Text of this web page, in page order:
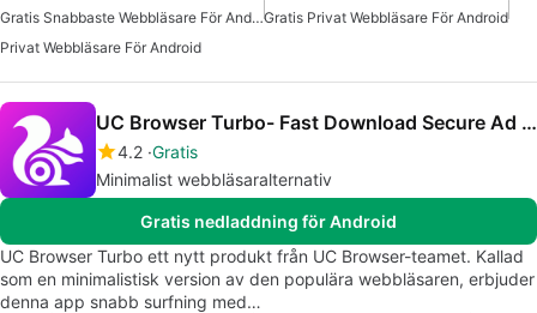
Gratis Snabbaste Webbläsare För AndroidGratis Privat Webbläsare För Android
Privat Webbläsare För Android
UC Browser Turbo- Fast Download Secure Ad Block
4.2 Gratis
Minimalist webbläsaralternativ
Gratis nedladdning för Android
UC Browser Turbo ett nytt produkt från UC Browser-teamet. Kallad
som en minimalistisk version av den populära webbläsaren, erbjuder
denna app snabb surfning med…